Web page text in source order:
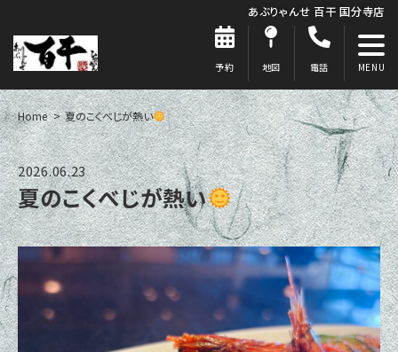
あぶりゃんせ 百干 国分寺店
予約 地図 電話
Home 夏のこくべじが熱い
2026.06.23
夏のこくべじが熱い